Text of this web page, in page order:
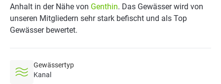
Anhalt in der Nähe von Genthin. Das Gewässer wird von
unseren Mitgliedern sehr stark befischt und als Top
Gewässer bewertet.
Gewässertyp
Kanal